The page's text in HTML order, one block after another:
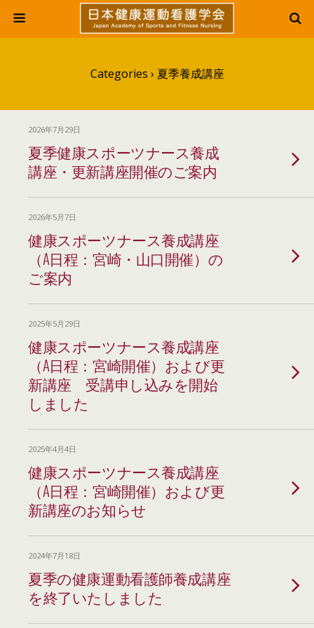
Categories › 夏季養成講座
2026年7月29日
夏季健康スポーツナース養成
講座・更新講座開催のご案内
2026年5月7日
健康スポーツナース養成講座
（A日程：宮崎・山口開催）の
ご案内
2025年5月29日
健康スポーツナース養成講座
（A日程：宮崎開催）および更
新講座 受講申し込みを開始
しました
2025年4月4日
健康スポーツナース養成講座
（A日程：宮崎開催）および更
新講座のお知らせ
2024年7月18日
夏季の健康運動看護師養成講座
を終了いたしました